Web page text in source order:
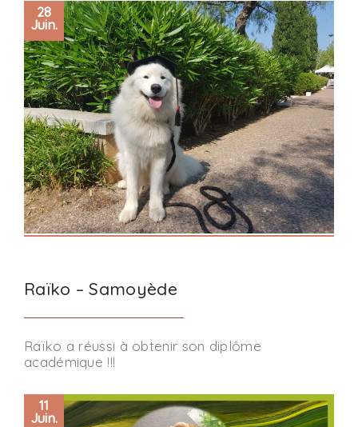
Raïko – Samoyède
28
Juin.
Raïko a réussi à obtenir son diplôme
académique !!!
11
Juin.